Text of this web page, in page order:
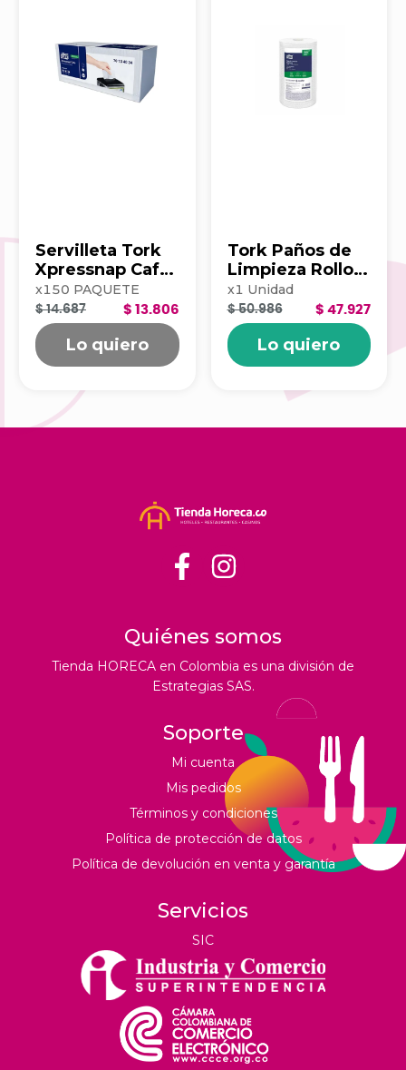
Servilleta Tork
Xpressnap Cafe
500hj Blanca
202223
x150 PAQUETE
$ 13.806
$ 14.687
Lo quiero
Tork Paños de
Limpieza Rollo x
100 203390
x1 Unidad
$ 47.927
$ 50.986
Lo quiero
Quiénes somos
Tienda HORECA en Colombia es una división de
Estrategias SAS.
Soporte
Mi cuenta
Mis pedidos
Términos y condiciones
Política de protección de datos
Política de devolución en venta y garantía
Servicios
SIC